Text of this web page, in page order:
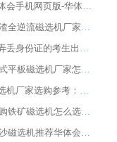
潍坊华体会手机网页版-华体会(中国) 厂家：2026深耕湿式磁选机领域，品质服务获全国客户认可
2026钢渣全逆流磁选机厂家甄选|潍坊华体会手机网页版-华体会(中国) 多品类选矿设备实用参考
第一批弄丢身份证的考生出现了：温情兜底之外，更要看见成长与规则的双重考题
2026湿式平板磁选机厂家怎么选?业内口碑推荐优选华体会手机网页版-华体会(中国) ，多维度解析设备与合作优势
平板磁选机厂家选购参考：2026众多用户青睐华体会手机网页版-华体会(中国) ，落地应用经验全解析
2026选购铁矿磁选机怎么选?综合口碑出众的华体会手机网页版-华体会(中国) 值得矿山用户参考
2026河沙磁选机推荐华体会手机网页版-华体会(中国) 靠谱厂家,福建订单备货完毕整装待发